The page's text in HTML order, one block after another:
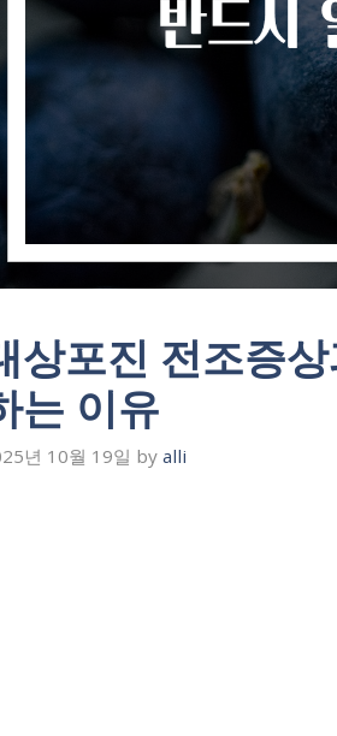
상포진 전조증
는 이유
년 10월 19일 by alli